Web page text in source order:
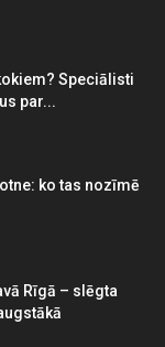
Speciālisti
par...
ko tas nozīmē
Rīgā – slēgta